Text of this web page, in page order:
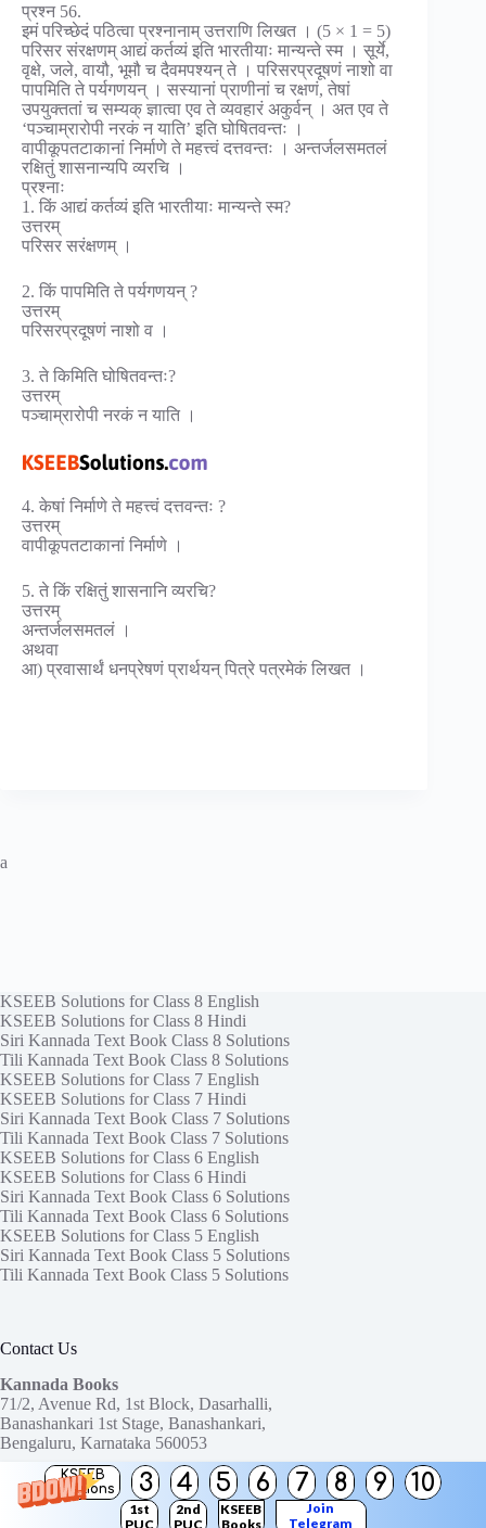
KSEEB
Solutions
3 4 5 6 7 8 9 10
1st
PUC
2nd
PUC
KSEEB
Books
Join
Telegram
प्रश्न 56.
इमं परिच्छेदं पठित्वा प्रश्नानाम् उत्तराणि लिखत । (5 × 1 = 5)
परिसर संरक्षणम् आद्यं कर्तव्यं इति भारतीयाः मान्यन्ते स्म । सूर्ये,
वृक्षे, जले, वायौ, भूमौ च दैवमपश्यन् ते । परिसरप्रदूषणं नाशो वा
पापमिति ते पर्यगणयन् । सस्यानां प्राणीनां च रक्षणं, तेषां
उपयुक्ततां च सम्यक् ज्ञात्वा एव ते व्यवहारं अकुर्वन् । अत एव ते
‘पञ्चाम्रारोपी नरकं न याति’ इति घोषितवन्तः ।
वापीकूपतटाकानां निर्माणे ते महत्त्वं दत्तवन्तः । अन्तर्जलसमतलं
रक्षितुं शासनान्यपि व्यरचि ।
प्रश्नाः
1. किं आद्यं कर्तव्यं इति भारतीयाः मान्यन्ते स्म?
उत्तरम्
परिसर सरंक्षणम् ।
2. किं पापमिति ते पर्यगणयन् ?
उत्तरम्
परिसरप्रदूषणं नाशो व ।
3. ते किमिति घोषितवन्तः?
उत्तरम्
पञ्चाम्रारोपी नरकं न याति ।
4. केषां निर्माणे ते महत्त्वं दत्तवन्तः ?
उत्तरम्
वापीकूपतटाकानां निर्माणे ।
5. ते किं रक्षितुं शासनानि व्यरचि?
उत्तरम्
अन्तर्जलसमतलं ।
अथवा
आ) प्रवासार्थं धनप्रेषणं प्रार्थयन् पित्रे पत्रमेकं लिखत ।
a
KSEEB Solutions for Class 8 English
KSEEB Solutions for Class 8 Hindi
Siri Kannada Text Book Class 8 Solutions
Tili Kannada Text Book Class 8 Solutions
KSEEB Solutions for Class 7 English
KSEEB Solutions for Class 7 Hindi
Siri Kannada Text Book Class 7 Solutions
Tili Kannada Text Book Class 7 Solutions
KSEEB Solutions for Class 6 English
KSEEB Solutions for Class 6 Hindi
Siri Kannada Text Book Class 6 Solutions
Tili Kannada Text Book Class 6 Solutions
KSEEB Solutions for Class 5 English
Siri Kannada Text Book Class 5 Solutions
Tili Kannada Text Book Class 5 Solutions
Contact Us
Kannada Books
71/2, Avenue Rd, 1st Block, Dasarhalli,
Banashankari 1st Stage, Banashankari,
Bengaluru, Karnataka 560053
Need help or have a question?
Contact us at:
ktbssolutions@gmail.com